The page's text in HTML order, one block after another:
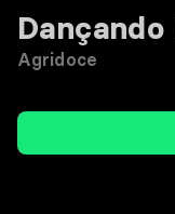
Dançando
Agridoce